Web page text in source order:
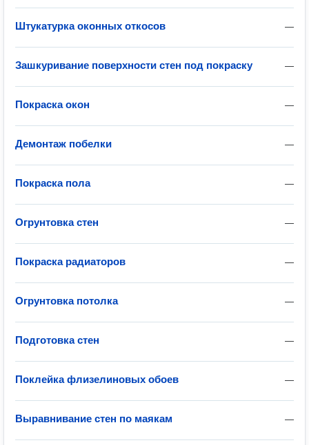
—
Штукатурка оконных откосов
—
Зашкуривание поверхности стен под покраску
—
Покраска окон
—
Демонтаж побелки
—
Покраска пола
—
Огрунтовка стен
—
Покраска радиаторов
—
Огрунтовка потолка
—
Подготовка стен
—
Поклейка флизелиновых обоев
—
Выравнивание стен по маякам